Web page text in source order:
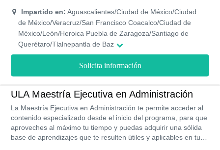
modalidades de estudio que te permiten estudiar sin descuidar
el resto de tus actividades, programas con valides y
reconocimiento oficial prácticas de casos reales que te
permiten obtener una experiencia previa a tu salida laboral y
ayudas económicas para que puedas formarte
Impartido en: Aguascalientes/Ciudad de México/Ciudad
de México/Veracruz/San Francisco Coacalco/Ciudad de
México/León/Heroica Puebla de Zaragoza/Santiago de
Querétaro/Tlalnepantla de Baz
Solicita información
ULA Maestría Ejecutiva en Administración
La Maestría Ejecutiva en Administración te permite acceder al
contenido especializado desde el inicio del programa, para que
aproveches al máximo tu tiempo y puedas adquirir una sólida
base de aprendizajes que te resulten útiles y aplicables en tu